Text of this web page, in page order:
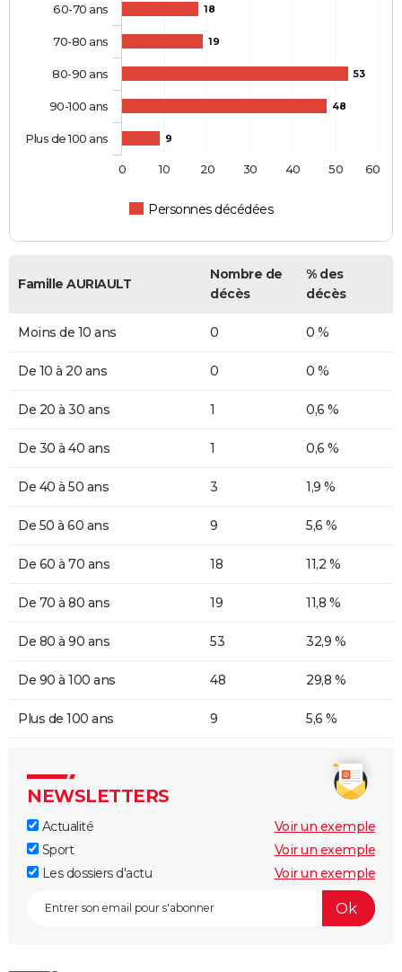
18
19
53
48
9
Personnes décédées
60-70 ans
70-80 ans
80-90 ans
90-100 ans
Plus de 100 ans
0 10 20 30 40 50 60
Famille AURIAULT
Nombre de
décès
% des
décès
Moins de 10 ans 0 0 %
De 10 à 20 ans 0 0 %
De 20 à 30 ans 1 0,6 %
De 30 à 40 ans 1 0,6 %
De 40 à 50 ans 3 1,9 %
De 50 à 60 ans 9 5,6 %
De 60 à 70 ans 18 11,2 %
De 70 à 80 ans 19 11,8 %
De 80 à 90 ans 53 32,9 %
De 90 à 100 ans 48 29,8 %
Plus de 100 ans 9 5,6 %
NEWSLETTERS
Actualité
Voir un exemple
Sport
Voir un exemple
Les dossiers d'actu
Voir un exemple